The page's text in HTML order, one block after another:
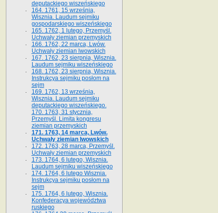
deputackiego wiszeńskiego
164. 1761, 15 września,
Wisznia. Laudum sejmiku
gospodarskiego wiszeńskiego
165. 1762, 1 lutego, Przemyśl.
Uchwały ziemian przemyskich
166. 1762, 22 marca, Lwów.
Uchwały ziemian lwowskich
167. 1762, 23 sierpnia, Wisznia.
Laudum sejmiku wiszeńskiego
168. 1762, 23 sierpnia, Wisznia.
Instrukcya sejmiku posłom na
sejm
169. 1762, 13 września,
Wisznia. Laudum sejmiku
deputackiego wiszeńskiego.
170. 1763, 31 stycznia,
Przemyśl. Limita kongresu
ziemian przemyskich
171. 1763, 14 marca, Lwów.
Uchwały ziemian lwowskich
172. 1763, 28 marca, Przemyśl.
Uchwały ziemian przemyskich
173. 1764, 6 lutego, Wisznia.
Laudum sejmiku wiszeńskiego
174. 1764, 6 lutego Wisznia.
Instrukcya sejmiku posłom na
sejm
175. 1764, 6 lutego, Wisznia.
Konfederacya województwa
ruskiego